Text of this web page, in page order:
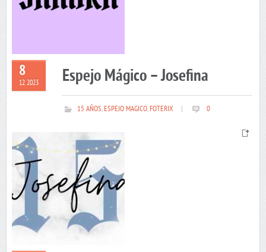
8
12 2023 Espejo Mágico – Josefina
15 AÑOS,ESPEJO MAGICO,FOTERIX 0